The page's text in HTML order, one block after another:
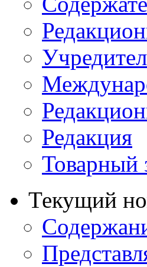
Редакция
Товарный
Текущий